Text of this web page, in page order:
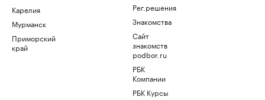
Карелия
Мурманск
Приморский
край
Рег.решения
Знакомства
Сайт
знакомств
podbor.ru
РБК
Компании
РБК Курсы